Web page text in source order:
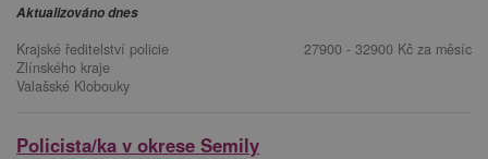
Aktualizováno dnes
Krajské ředitelství policie
Zlínského kraje
Valašské Klobouky
27900 - 32900 Kč za měsíc
Policista/ka v okrese Semily